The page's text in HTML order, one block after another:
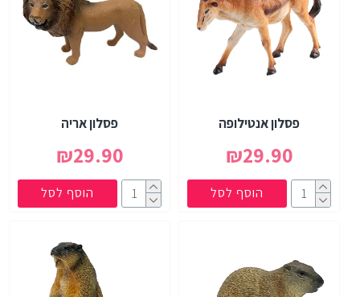
פסלון אנטילופה
₪29.90
הוסף לסל
פסלון אריה
₪29.90
הוסף לסל